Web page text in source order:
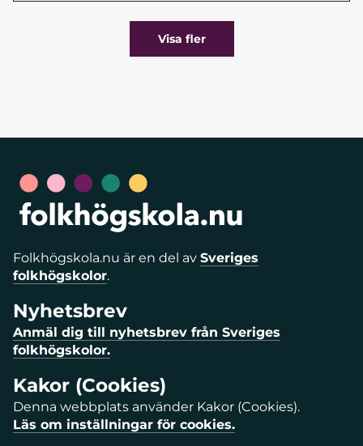
Visa fler
Folkhögskola.nu är en del av Sveriges
folkhögskolor.
Nyhetsbrev
Anmäl dig till nyhetsbrev från Sveriges
folkhögskolor.
Kakor (Cookies)
Denna webbplats använder Kakor (Cookies).
Läs om inställningar för cookies.